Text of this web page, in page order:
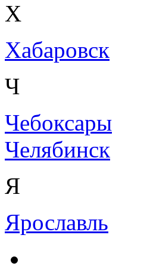
Х
Хабаровск
Ч
Чебоксары
Челябинск
Я
Ярославль